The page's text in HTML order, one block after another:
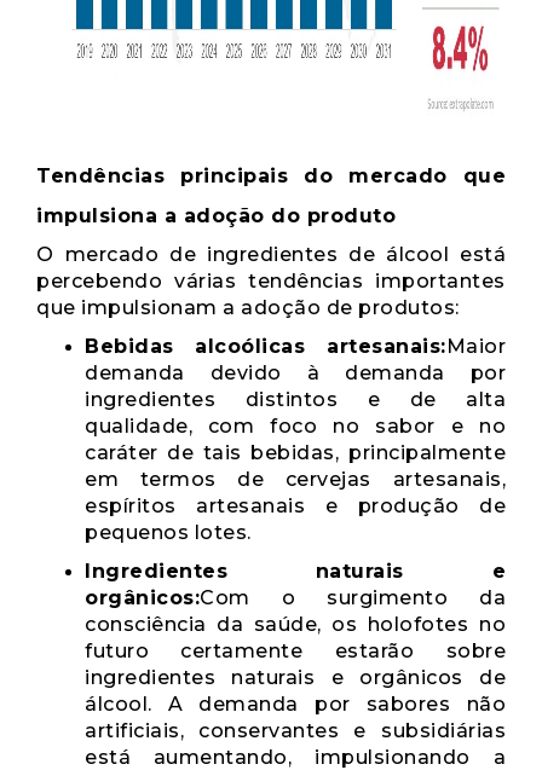
Tendências principais do mercado que
impulsiona a adoção do produto
O mercado de ingredientes de álcool está
percebendo várias tendências importantes
que impulsionam a adoção de produtos:
Bebidas alcoólicas artesanais:Maior
demanda devido à demanda por
ingredientes distintos e de alta
qualidade, com foco no sabor e no
caráter de tais bebidas, principalmente
em termos de cervejas artesanais,
espíritos artesanais e produção de
pequenos lotes.
Ingredientes naturais e
orgânicos:Com o surgimento da
consciência da saúde, os holofotes no
futuro certamente estarão sobre
ingredientes naturais e orgânicos de
álcool. A demanda por sabores não
artificiais, conservantes e subsidiárias
está aumentando, impulsionando a